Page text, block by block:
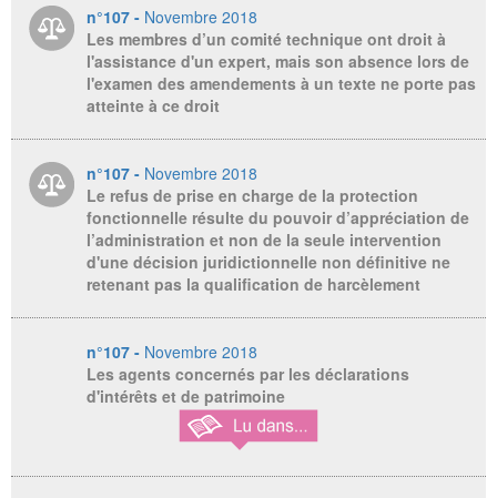
n°107 - Novembre 2018
Les membres d’un comité technique ont droit à
l'assistance d'un expert, mais son absence lors de
l'examen des amendements à un texte ne porte pas
atteinte à ce droit
n°107 - Novembre 2018
Le refus de prise en charge de la protection
fonctionnelle résulte du pouvoir d’appréciation de
l’administration et non de la seule intervention
d'une décision juridictionnelle non définitive ne
retenant pas la qualification de harcèlement
n°107 - Novembre 2018
Les agents concernés par les déclarations
d'intérêts et de patrimoine